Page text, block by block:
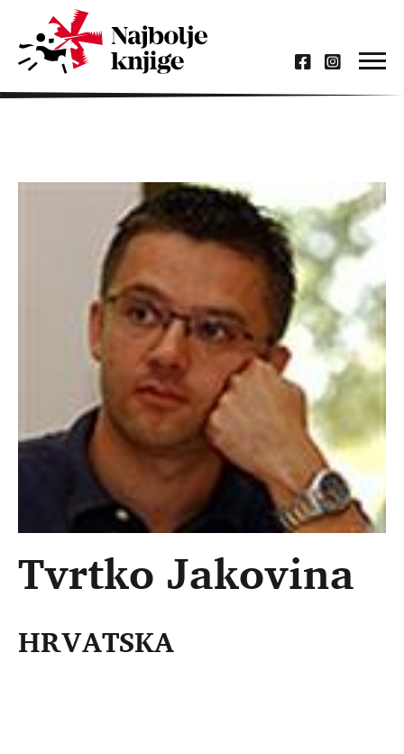
Tvrtko Jakovina
HRVATSKA